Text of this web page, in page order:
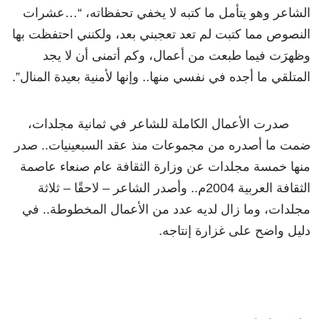
الشاعر وهو يتأمل ما كتبه لا يخفي تحفظاته، “…عشرات
النصوص مما كتبت لم تعد تعجبني بعد، ولكنني احتفظت بها
وظهرَت فيما طبعت من أعمال، وكم أتمنى أن لا يجد
المتلقي ما أجده في نفسي منها.. وإنها لأمنية بعيدة المنال”.
صدرت الأعمال الكاملة للشاعر في ثمانية مجلدات،
ضمت ما أصدره من مجموعات منذ عقد السبعينيات.. صدر
منها خمسة مجلدات عن وزارة الثقافة عام صنعاء عاصمة
الثقافة العربية 2004م.. وأصدر الشاعر – لاحقًا – ثلاثة
مجلدات، وما زال لديه عدد من الأعمال المخطوطة.. في
دليل واضح على غزارة إنتاجه.